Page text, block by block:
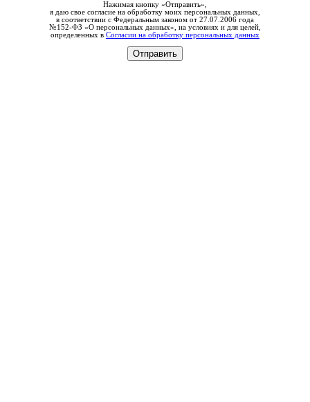
Нажимая кнопку «Отправить»,
я даю свое согласие на обработку моих персональных данных,
в соответствии с Федеральным законом от 27.07.2006 года
№152-ФЗ «О персональных данных», на условиях и для целей,
определенных в Согласии на обработку персональных данных